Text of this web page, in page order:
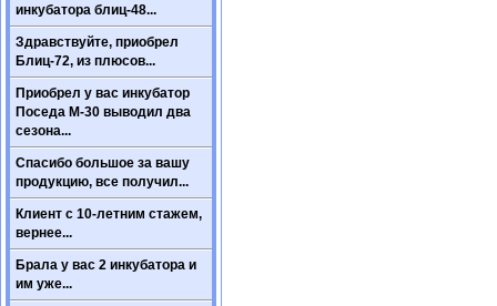
инкубатора блиц-48...
Здравствуйте, приобрел
Блиц-72, из плюсов...
Приобрел у вас инкубатор
Поседа М-30 выводил два
сезона...
Спасибо большое за вашу
продукцию, все получил...
Клиент с 10-летним стажем,
вернее...
Брала у вас 2 инкубатора и
им уже...